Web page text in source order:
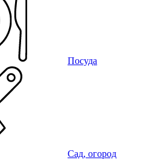
Посуда
Сад, огород